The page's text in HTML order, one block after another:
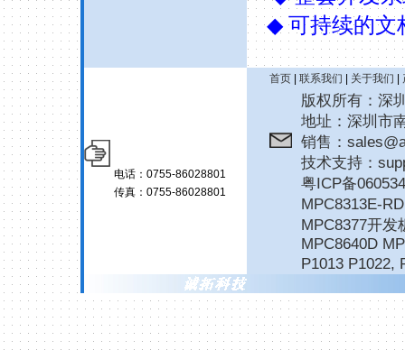
◆可持续的文
电话：0755-86028801
传真：0755-86028801
首页| 联系我们 关于我们
版权所有：深
地址：深圳市
销售：
技术支持：
粤ICP备
MPC8313E-
MPC8377开发
MPC8640D
P1013 P1022,